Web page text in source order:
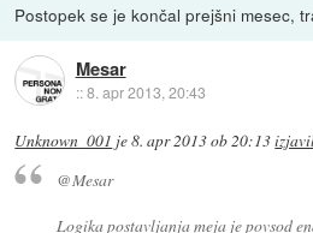
Postopek se je končal prejšni mesec,
Mesar
::8. apr 2013, 20:43
Unknown_001 je8. apr 2013 ob 20:13
@Mesar
Logika postavljanja meja je povsod